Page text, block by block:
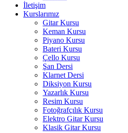
İletişim
Kurslarımız
Gitar Kursu
Keman Kursu
Piyano Kursu
Bateri Kursu
Çello Kursu
Şan Dersi
Klarnet Dersi
Diksiyon Kursu
Yazarlık Kursu
Resim Kursu
Fotoğrafçılık Kursu
Elektro Gitar Kursu
Klasik Gitar Kursu